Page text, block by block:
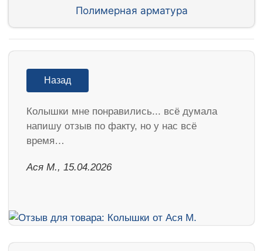
Полимерная арматура
Назад
Колышки мне понравились... всё думала
напишу отзыв по факту, но у нас всё
время…
Ася М., 15.04.2026